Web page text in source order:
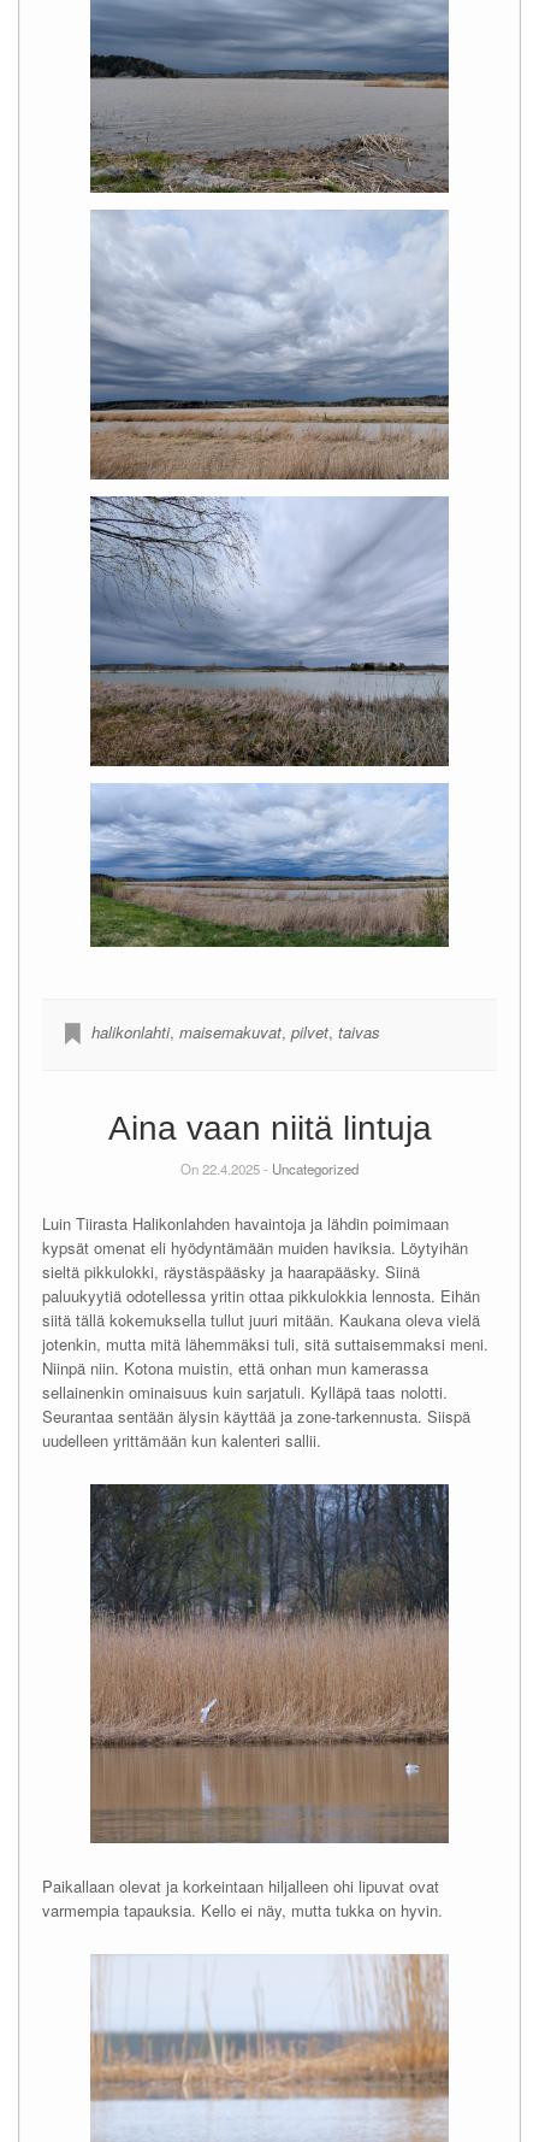
halikonlahti, maisemakuvat, pilvet, taivas
Aina vaan niitä lintuja
On 22.4.2025 - Uncategorized
Luin Tiirasta Halikonlahden havaintoja ja lähdin poimimaan
kypsät omenat eli hyödyntämään muiden haviksia. Löytyihän
sieltä pikkulokki, räystäspääsky ja haarapääsky. Siinä
paluukyytiä odotellessa yritin ottaa pikkulokkia lennosta. Eihän
siitä tällä kokemuksella tullut juuri mitään. Kaukana oleva vielä
jotenkin, mutta mitä lähemmäksi tuli, sitä suttaisemmaksi meni.
Niinpä niin. Kotona muistin, että onhan mun kamerassa
sellainenkin ominaisuus kuin sarjatuli. Kylläpä taas nolotti.
Seurantaa sentään älysin käyttää ja zone-tarkennusta. Siispä
uudelleen yrittämään kun kalenteri sallii.
Paikallaan olevat ja korkeintaan hiljalleen ohi lipuvat ovat
varmempia tapauksia. Kello ei näy, mutta tukka on hyvin.